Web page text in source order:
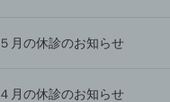
５月の休診のお知らせ
４月の休診のお知らせ